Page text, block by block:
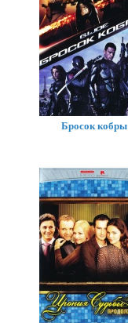
Бросок кобры